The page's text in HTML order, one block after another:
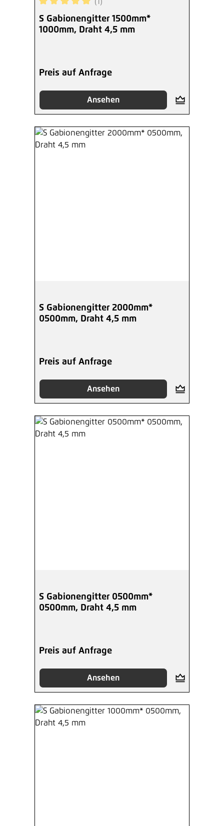
Durchschnittliche Bewertung von 5 von 5
S Gabionengitter 1500mm*
1000mm, Draht 4,5 mm
Preis auf Anfrage
Ansehen
S Gabionengitter 2000mm*
0500mm, Draht 4,5 mm
Preis auf Anfrage
Ansehen
S Gabionengitter 0500mm*
0500mm, Draht 4,5 mm
Preis auf Anfrage
Ansehen